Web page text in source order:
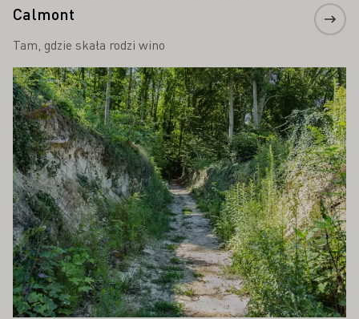
Calmont
Tam, gdzie skała rodzi wino
Proszę dowiedzieć się więcej